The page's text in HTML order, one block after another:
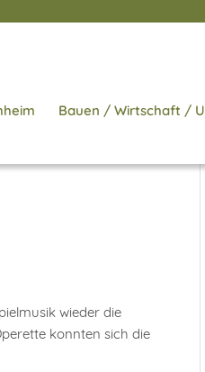
Bauen / Wirtschaft /
wieder die
konnten sich die